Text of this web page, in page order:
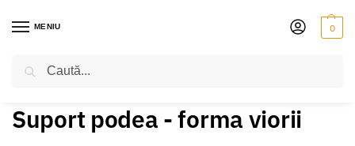
MENIU 0
Suport podea - forma viorii